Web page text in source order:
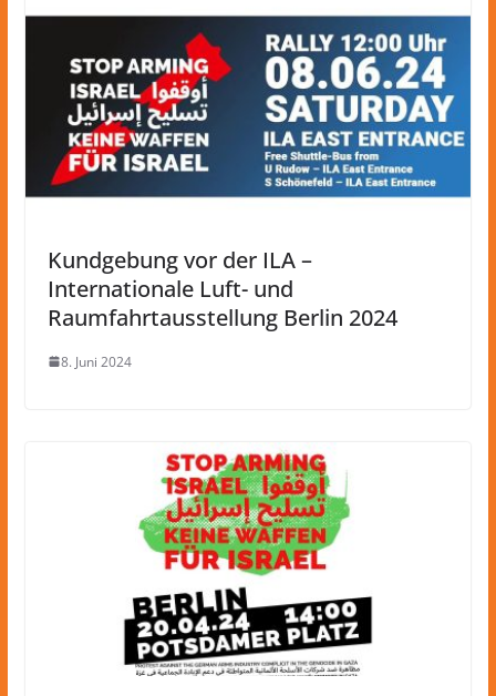
Kundgebung vor der ILA –
Internationale Luft- und
Raumfahrtausstellung Berlin 2024
8. Juni 2024